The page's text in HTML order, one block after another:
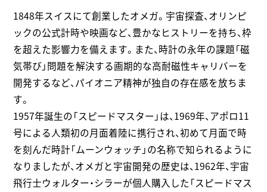
1848年スイスにて創業したオメガ。宇宙探査、オリンピ
ックの公式計時や映画など、豊かなヒストリーを持ち、枠
を超えた影響力を備えます。また、時計の永年の課題「磁
気帯び」問題を解決する画期的な高耐磁性キャリバーを
開発するなど、パイオニア精神が独自の存在感を放ちま
す。
1957年誕生の「スピードマスター」は、1969年、アポロ11
号による人類初の月面着陸に携行され、初めて月面で時
を刻んだ時計「ムーンウォッチ」の名称で知られるように
なりましたが、オメガと宇宙開発の歴史は、1962年、宇宙
飛行士ウォルター・シラーが個人購入した「スピードマス